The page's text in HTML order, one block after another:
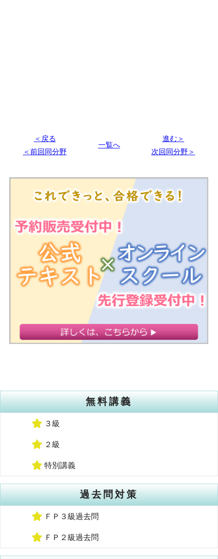
＜戻る
一覧へ
進む＞
＜前回同分野
次回同分野＞
無料講義
３級
２級
特別講義
過去問対策
ＦＰ３級過去問
ＦＰ２級過去問